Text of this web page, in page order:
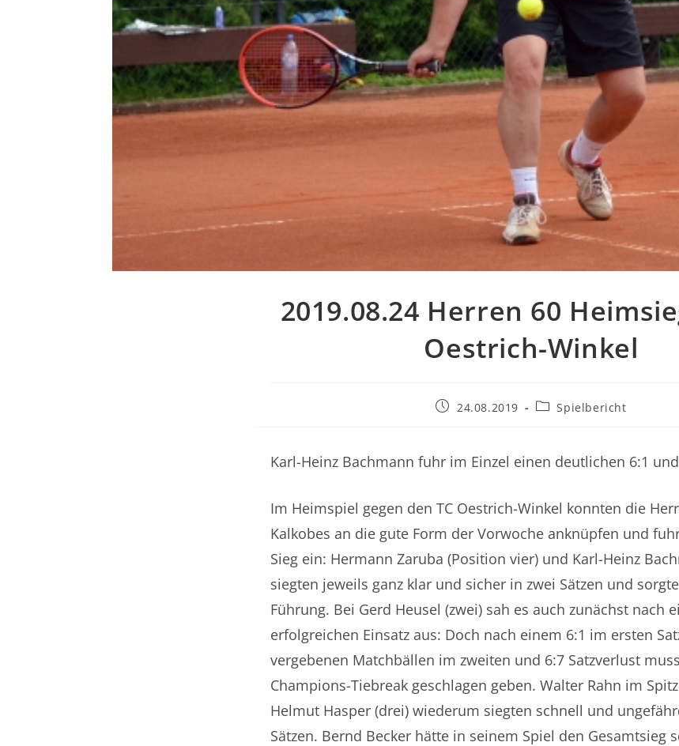
2019.08.24 Herren 60
Oestrich-Winkel
Beitrag24.08.2019
Beitrags-
Spielbericht
Karl-Heinz Bachmann fuhr im Einzel einen deutlichen 6:1
Im Heimspiel gegen den TC Oestrich-Winkel konnten die
Kalkobes an die gute Form der Vorwoche anknüpfen und
Sieg ein: Hermann Zaruba (Position vier) und Karl-Heinz
siegten jeweils ganz klar und sicher in zwei Sätzen und
Führung. Bei Gerd Heusel (zwei) sah es auch zunächst nach
erfolgreichen Einsatz aus: Doch nach einem 6:1 im ersten
vergebenen Matchbällen im zweiten und 6:7 Satzverlust
Champions-Tiebreak geschlagen geben. Walter Rahn im
Helmut Hasper (drei) wiederum siegten schnell und
Sätzen. Bernd Becker hätte in seinem Spiel den Gesamtsieg